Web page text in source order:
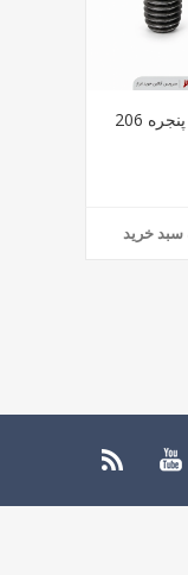
206
سبد خرید